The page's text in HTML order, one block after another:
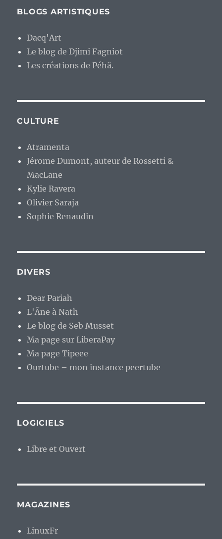
BLOGS ARTISTIQUES
Dacq'Art
Le blog de Djimi Fagniot
Les créations de Péhä.
CULTURE
Atramenta
Jérome Dumont, auteur de Rossetti &
MacLane
Kylie Ravera
Olivier Saraja
Sophie Renaudin
DIVERS
Dear Pariah
L'Âne à Nath
Le blog de Seb Musset
Ma page sur LiberaPay
Ma page Tipeee
Ourtube – mon instance peertube
LOGICIELS
Libre et Ouvert
MAGAZINES
LinuxFr